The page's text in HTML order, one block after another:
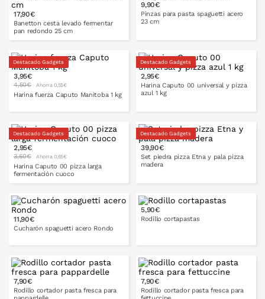
PONLO EN LA CESTA
17,90€
Banetton cesta levado fermentar
pan redondo 25 cm
PONLO EN LA CESTA
9,90€
Pinzas para pasta spaguetti acero
23 cm
PONLO EN LA CESTA
Destacado Gadgets
3,95€
4,50€ Ahorra 0,55€
Harina fuerza Caputo Manitoba 1 kg
PONLO EN LA CESTA
Destacado Gadgets
2,95€
Harina Caputo 00 universal y pizza
azul 1 kg
PONLO EN LA CESTA
Destacado Gadgets
2,95€
3,60€ Ahorra 0,65€
Harina Caputo 00 pizza larga
fermentación cuoco
PONLO EN LA CESTA
Destacado Gadgets
39,90€
Set piedra pizza Etna y pala pizza
madera
PONLO EN LA CESTA
11,90€
Cucharón spaguetti acero Rondo
PONLO EN LA CESTA
5,90€
Rodillo cortapastas
PONLO EN LA CESTA
7,90€
Rodillo cortador pasta fresca para
7,90€
Rodillo cortador pasta fresca para